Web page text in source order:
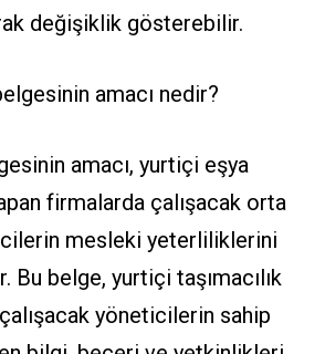
değişiklik gösterebilir.
amacı nedir?
amacı, yurtiçi eşya
firmalarda çalışacak orta
mesleki yeterliliklerini
Bu belge, yurtiçi taşımacılık
yöneticilerin sahip